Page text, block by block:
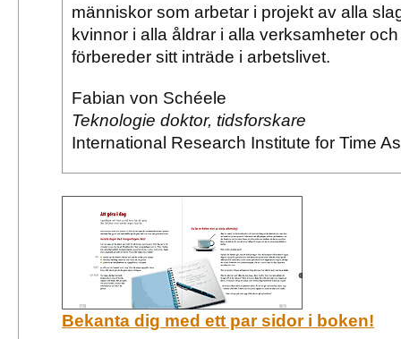
människor som arbetar i projekt av alla
kvinnor i alla åldrar i alla verksamheter
förbereder sitt inträde i arbetslivet.
Fabian von Schéele
Teknologie doktor, tidsforskare
International Research Institute for Time
Bekanta dig med ett par sidor i boken!